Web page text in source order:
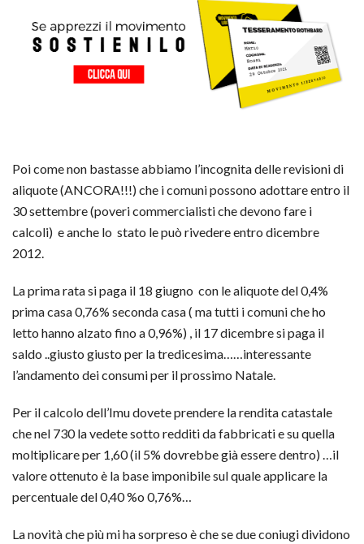
Poi come non bastasse abbiamo l’incognita delle revisioni di
aliquote (ANCORA!!!) che i comuni possono adottare entro il
30 settembre (poveri commercialisti che devono fare i
calcoli) e anche lo stato le può rivedere entro dicembre
2012.
La prima rata si paga il 18 giugno con le aliquote del 0,4%
prima casa 0,76% seconda casa ( ma tutti i comuni che ho
letto hanno alzato fino a 0,96%) , il 17 dicembre si paga il
saldo ..giusto giusto per la tredicesima……interessante
l’andamento dei consumi per il prossimo Natale.
Per il calcolo dell’Imu dovete prendere la rendita catastale
che nel 730 la vedete sotto redditi da fabbricati e su quella
moltiplicare per 1,60 (il 5% dovrebbe già essere dentro) …il
valore ottenuto è la base imponibile sul quale applicare la
percentuale del 0,40 %o 0,76%…
La novità che più mi ha sorpreso è che se due coniugi dividono